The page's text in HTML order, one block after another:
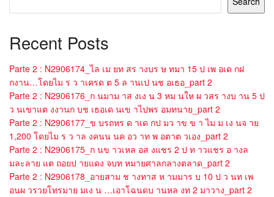
Recent Posts
Parte 2 : N2906174_ไล เม ยท สร างบร ษ ทมา 15 ป เพ อเด กฝ
กงาน…โดยไม ร ว าเครด ต 5 ล านเป นช อเธอ_part 2
Parte 2 : N2906176_ก นมาม าส งเง น 3 หม นให ผ วสร างบ าน 5 ป
ว นเขาแต งงานก บช เธอเด นเข าไปพร อมทนาย_part 2
Parte 2 : N2906177_ข บรถหร ด าเด กป มว าข ข า ไม ม เง นจ าย
1,200 โดยไม ร ว าล งคนน นค อว าท พ อตาต วเอง_part 2
Parte 2 : N2906175_ก นข าวเหล อส งแชร 2 ป ท าวแชร อ างล
มละลาย แต ถอยป ายแดง จบท หมายศาลกลางตลาด_part 2
Parte 2 : N2906178_อายสาม ช างทาส ห ามมาร บ 10 ป ว นท เพ
อนผ วรวยโทรมาย มเง น …เอาโฉนดบ านหล งท 2 มาวาง_part 2